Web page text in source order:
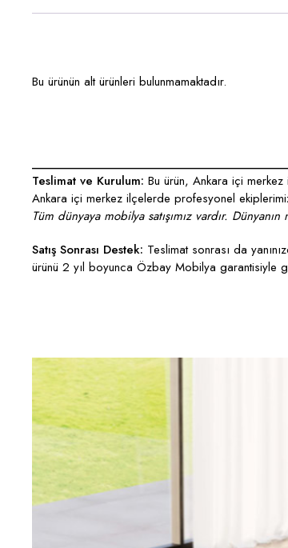
Bu ürünün alt ürünleri bulunmamaktadır.
Teslimat ve Kurulum: Bu ürün, Ankara içi
Ankara içi merkez ilçelerde profesyonel
Tüm dünyaya mobilya satışımız vardır.
Satış Sonrası Destek: Teslimat sonrası da
ürünü 2 yıl boyunca Özbay Mobilya garantisiyle